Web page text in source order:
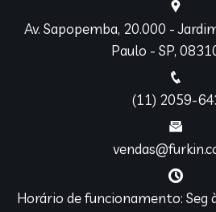
Av. Sapopemba, 20.000 -
Paulo - SP,
(11) 2059-
Horário de funcionamento: Seg